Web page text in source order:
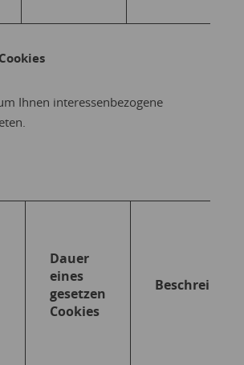
Ihnen interessenbezogene
Dauer
eines
gesetzen
Cookies
Beschreibung